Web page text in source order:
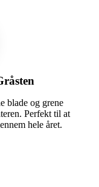
blade og grene
Perfekt til at
hele året.